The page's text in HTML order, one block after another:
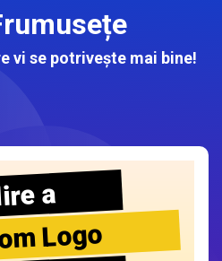
vi se potrivește mai bine!
a
Logo